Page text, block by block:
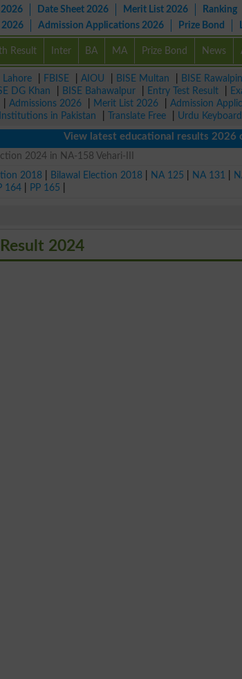
Date Sheet 2026 Merit List 2026 Ranking
2026 Admission Applications 2026 Prize Bond
Result Inter BA MA Prize Bond News
Lahore FBISE AIOU BISE Multan BISE
DG Khan BISE Bahawalpur Entry Test Result
Admissions 2026 Merit List 2026 Admission
Institutions in Pakistan Translate Free Urdu
View latest educational results 2026 of
2024 in NA-158 Vehari-III
2018 Bilawal Election 2018 NA 125 NA 131
164 PP 165
2024